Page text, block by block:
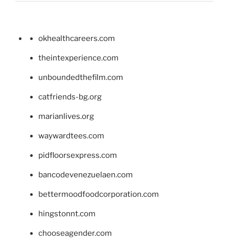
okhealthcareers.com
theintexperience.com
unboundedthefilm.com
catfriends-bg.org
marianlives.org
waywardtees.com
pidfloorsexpress.com
bancodevenezuelaen.com
bettermoodfoodcorporation.com
hingstonnt.com
chooseagender.com